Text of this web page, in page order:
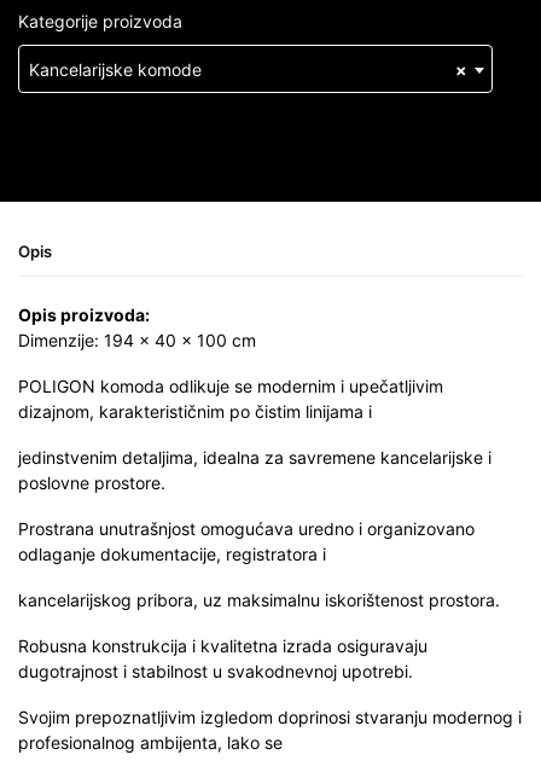
Kategorije proizvoda
×
Kancelarijske komode
Opis
Opis proizvoda:
Dimenzije: 194 × 40 × 100 cm
POLIGON komoda odlikuje se modernim i upečatljivim
dizajnom, karakterističnim po čistim linijama i
jedinstvenim detaljima, idealna za savremene kancelarijske i
poslovne prostore.
Prostrana unutrašnjost omogućava uredno i organizovano
odlaganje dokumentacije, registratora i
kancelarijskog pribora, uz maksimalnu iskorištenost prostora.
Robusna konstrukcija i kvalitetna izrada osiguravaju
dugotrajnost i stabilnost u svakodnevnoj upotrebi.
Svojim prepoznatljivim izgledom doprinosi stvaranju modernog i
profesionalnog ambijenta, lako se